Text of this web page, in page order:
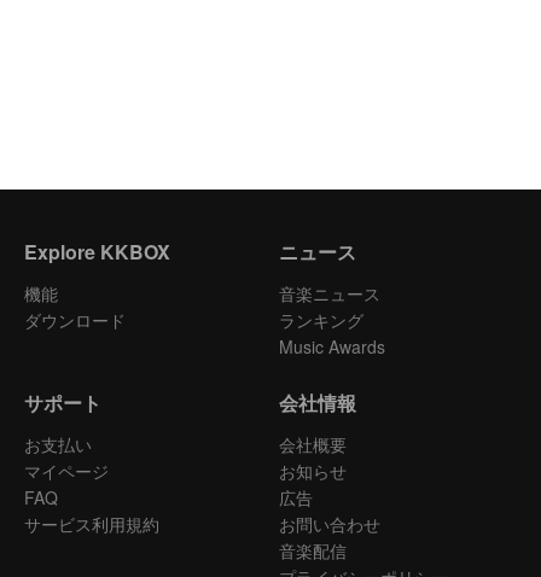
Explore KKBOX
機能
ダウンロード
ニュース
音楽ニュース
ランキング
Music Awards
サポート
お支払い
マイページ
FAQ
サービス利用規約
会社情報
会社概要
お知らせ
広告
お問い合わせ
音楽配信